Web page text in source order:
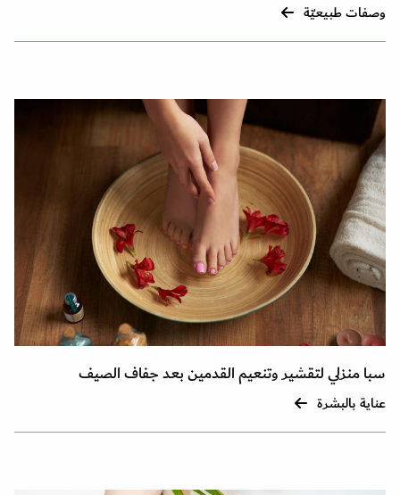
وصفات طبيعيّة
سبا منزلي لتقشير وتنعيم القدمين بعد جفاف الصيف
عناية بالبشرة